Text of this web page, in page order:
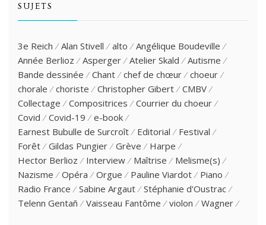
SUJETS
3e Reich Alan Stivell alto
Angélique Boudeville
Année Berlioz
Asperger Atelier Skald
Autisme
Bande dessinée
Chant chef de chœur
choeur
chorale
choriste Christopher Gibert
CMBV
Collectage
Compositrices
Courrier du choeur
Covid
Covid-19
e-book
Earnest Bubulle de Surcroît
Editorial
Festival
Forêt
Gildas Pungier Grève
Harpe
Hector Berlioz
Interview Maîtrise
Melisme(s)
Nazisme
Opéra Orgue Pauline Viardot
Piano
Radio France
Sabine Argaut
Stéphanie d'Oustrac
Telenn Gentañ
Vaisseau Fantôme violon Wagner